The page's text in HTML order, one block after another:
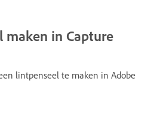
maken in Capture
lintpenseel te maken in Adobe